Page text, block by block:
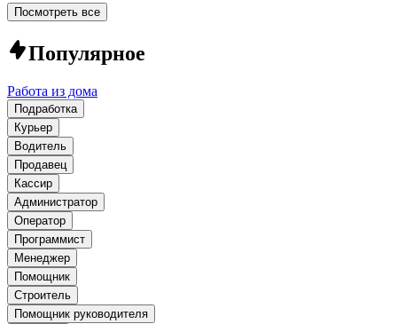
Посмотреть все
Популярное
Работа из дома
Подработка
Курьер
Водитель
Продавец
Кассир
Администратор
Оператор
Программист
Менеджер
Помощник
Строитель
Помощник руководителя